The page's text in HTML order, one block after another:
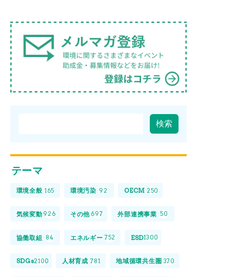
テーマ
環境全般 165 環境汚染 92 OECM 250
気候変動 926 その他 697 外部連携事業 50
協働取組 84 エネルギー 752 ESD1300
SDGs2100 人材育成 781 地域循環共生圏 370